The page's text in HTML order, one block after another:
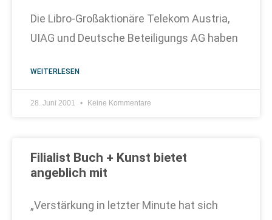
Die Libro-Großaktionäre Telekom Austria,
UIAG und Deutsche Beteiligungs AG haben
WEITERLESEN
28. Juni 2001 Keine Kommentare
Filialist Buch + Kunst bietet
angeblich mit
„Verstärkung in letzter Minute hat sich